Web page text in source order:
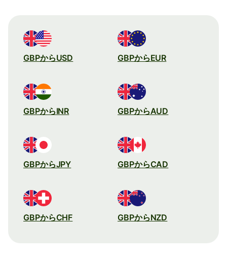
GBPからUSD GBPからEUR
GBPからINR GBPからAUD
GBPからJPY GBPからCAD
GBPからCHF GBPからNZD